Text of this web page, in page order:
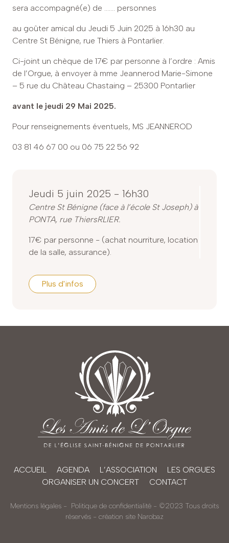
sera accompagné(e) de ……. personnes
au goûter amical du Jeudi 5 Juin 2025 à 16h30 au
Centre St Bénigne, rue Thiers à Pontarlier.
Ci-joint un chèque de 17€ par personne à l’ordre : Amis
de l’Orgue, à envoyer à mme Jeannerod Marie-Simone
– 5 rue du Château Chastaing – 25300 Pontarlier
avant le jeudi 29 Mai 2025.
Pour renseignements éventuels, MS JEANNEROD
03 81 46 67 00 ou 06 75 22 56 92
Jeudi 5 juin 2025 - 16h30
Centre St Bénigne (face à l’école St Joseph) à
PONTA, rue ThiersRLIER.
17€ par personne - (achat nourriture, location
de la salle, assurance).
Plus d'infos
ACCUEIL AGENDA L’ASSOCIATION
LES ORGUES
ORGANISER UN CONCERT
CONTACT
Mentions légales Politique de confidentialité - ©2023 Tous droits
réservés - création site Narobaz